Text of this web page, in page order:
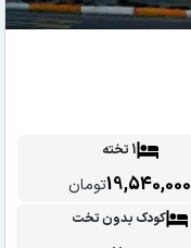
1 تخته
19,540,000تومان
کودک بدون تخت